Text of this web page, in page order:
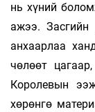
нь хүний
ажээ.
анхаарлаа
чөлөөт
Королевын
хөрөнгө